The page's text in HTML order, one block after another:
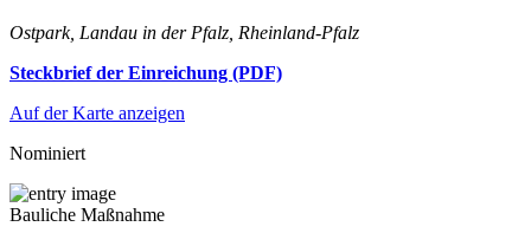
Ostpark, Landau in der Pfalz, Rheinland-Pfalz
Steckbrief der Einreichung (PDF)
Auf der Karte anzeigen
Nominiert
Bauliche Maßnahme